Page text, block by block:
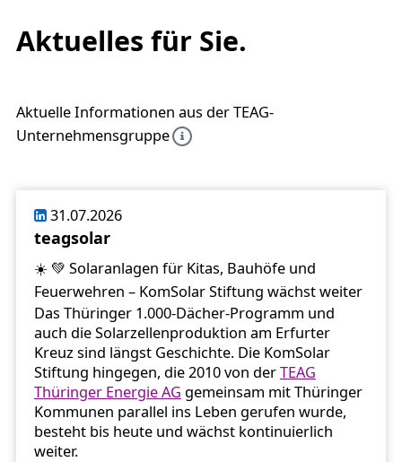
Aktuelles für Sie.
Aktuelle Informationen aus der TEAG-
Unternehmensgruppe
31.07.2026
teagsolar
☀️ 💚 Solaranlagen für Kitas, Bauhöfe und
Feuerwehren – KomSolar Stiftung wächst weiter
Das Thüringer 1.000-Dächer-Programm und
auch die Solarzellenproduktion am Erfurter
Kreuz sind längst Geschichte. Die KomSolar
Stiftung hingegen, die 2010 von derTEAG
Thüringer Energie AG gemeinsam mit Thüringer
Kommunen parallel ins Leben gerufen wurde,
besteht bis heute und wächst kontinuierlich
weiter.